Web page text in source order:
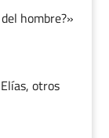
hombre?»
otros